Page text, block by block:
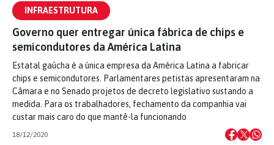
INFRAESTRUTURA
Governo quer entregar única fábrica de chips e
semicondutores da América Latina
Estatal gaúcha é a única empresa da América Latina a fabricar
chips e semicondutores. Parlamentares petistas apresentaram na
Câmara e no Senado projetos de decreto legislativo sustando a
medida. Para os trabalhadores, fechamento da companhia vai
custar mais caro do que mantê-la funcionando
18/12/2020